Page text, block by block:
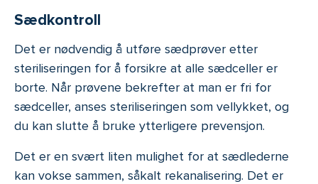
Sædkontroll
Det er nødvendig å utføre sædprøver etter
steriliseringen for å forsikre at alle sædceller er
borte. Når prøvene bekrefter at man er fri for
sædceller, anses steriliseringen som vellykket, og
du kan slutte å bruke ytterligere prevensjon.
Det er en svært liten mulighet for at sædlederne
kan vokse sammen, såkalt rekanalisering. Det er